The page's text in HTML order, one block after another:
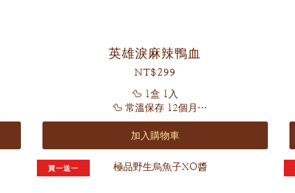
英雄淚麻辣鴨血
NT$299
🦆 1盒 1入
🦆 常溫保存 12個月
🦆 內附贈花椒油及英雄淚秘製辣粉
鴨血增量upup！
秘傳辛香料完美融合
加入購物車
買一送一